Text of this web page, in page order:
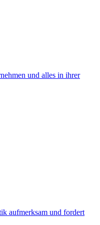
und alles in ihrer
aufmerksam und fordert